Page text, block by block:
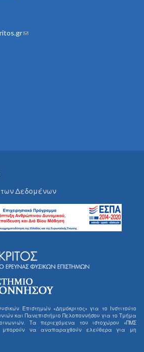
(link sends e-mail)
Δεδομένων
Επιστημών «Δημόκριτος» για το Ινστιτούτο
και Πανεπιστήμιο Πελοποννήσου για το Τμήμα
Τα περιεχόμενα του ιστοχώρου «ΠΜΣ
μπορούν να αναπαραχθούν ελεύθερα για μη